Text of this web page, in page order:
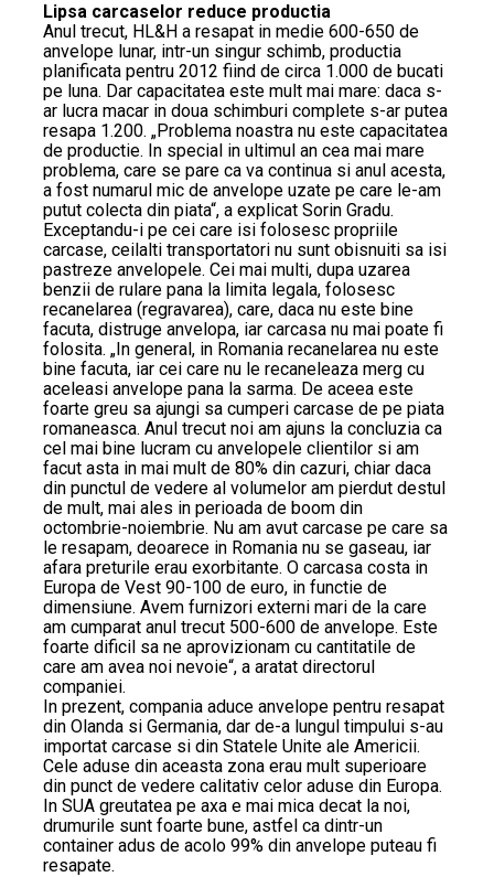
Lipsa carcaselor reduce productia
Anul trecut, HL&H a resapat in medie 600-650 de
anvelope lunar, intr-un singur schimb, productia
planificata pentru 2012 fiind de circa 1.000 de bucati
pe luna. Dar capacitatea este mult mai mare: daca s-
ar lucra macar in doua schimburi complete s-ar putea
resapa 1.200. „Problema noastra nu este capacitatea
de productie. In special in ultimul an cea mai mare
problema, care se pare ca va continua si anul acesta,
a fost numarul mic de anvelope uzate pe care le-am
putut colecta din piata“, a explicat Sorin Gradu.
Exceptandu-i pe cei care isi folosesc propriile
carcase, ceilalti transportatori nu sunt obisnuiti sa isi
pastreze anvelopele. Cei mai multi, dupa uzarea
benzii de rulare pana la limita legala, folosesc
recanelarea (regravarea), care, daca nu este bine
facuta, distruge anvelopa, iar carcasa nu mai poate fi
folosita. „In general, in Romania recanelarea nu este
bine facuta, iar cei care nu le recaneleaza merg cu
aceleasi anvelope pana la sarma. De aceea este
foarte greu sa ajungi sa cumperi carcase de pe piata
romaneasca. Anul trecut noi am ajuns la concluzia ca
cel mai bine lucram cu anvelopele clientilor si am
facut asta in mai mult de 80% din cazuri, chiar daca
din punctul de vedere al volumelor am pierdut destul
de mult, mai ales in perioada de boom din
octombrie-noiembrie. Nu am avut carcase pe care sa
le resapam, deoarece in Romania nu se gaseau, iar
afara preturile erau exorbitante. O carcasa costa in
Europa de Vest 90-100 de euro, in functie de
dimensiune. Avem furnizori externi mari de la care
am cumparat anul trecut 500-600 de anvelope. Este
foarte dificil sa ne aprovizionam cu cantitatile de
care am avea noi nevoie“, a aratat directorul
companiei.
In prezent, compania aduce anvelope pentru resapat
din Olanda si Germania, dar de-a lungul timpului s-au
importat carcase si din Statele Unite ale Americii.
Cele aduse din aceasta zona erau mult superioare
din punct de vedere calitativ celor aduse din Europa.
In SUA greutatea pe axa e mai mica decat la noi,
drumurile sunt foarte bune, astfel ca dintr-un
container adus de acolo 99% din anvelope puteau fi
resapate.